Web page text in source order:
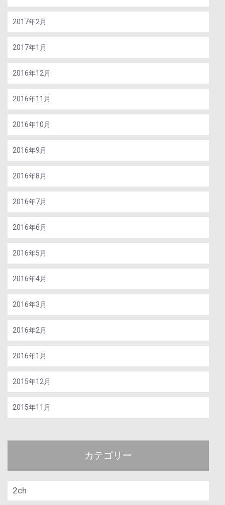
2017年2月
2017年1月
2016年12月
2016年11月
2016年10月
2016年9月
2016年8月
2016年7月
2016年6月
2016年5月
2016年4月
2016年3月
2016年2月
2016年1月
2015年12月
2015年11月
カテゴリー
2ch